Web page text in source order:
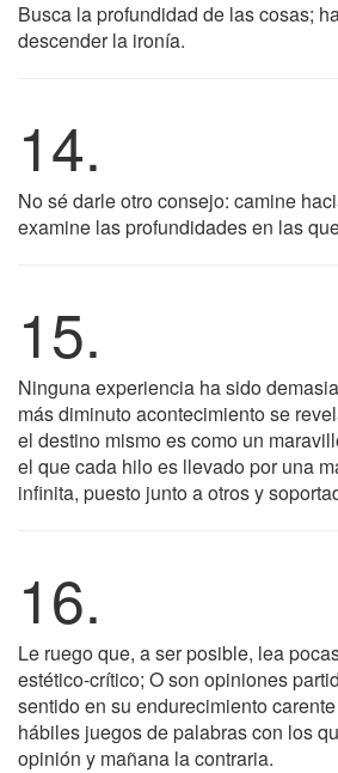
Busca la profundidad de las cosas;
descender la ironía.
14.
No sé darle otro consejo: camine
examine las profundidades en las
15.
Ninguna experiencia ha sido
más diminuto acontecimiento se
el destino mismo es como un
el que cada hilo es llevado por una
infinita, puesto junto a otros y
16.
Le ruego que, a ser posible, lea
estético-crítico; O son opiniones
sentido en su endurecimiento
hábiles juegos de palabras con los
opinión y mañana la contraria.